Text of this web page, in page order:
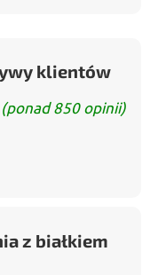
klientów
850 opinii)
z białkiem